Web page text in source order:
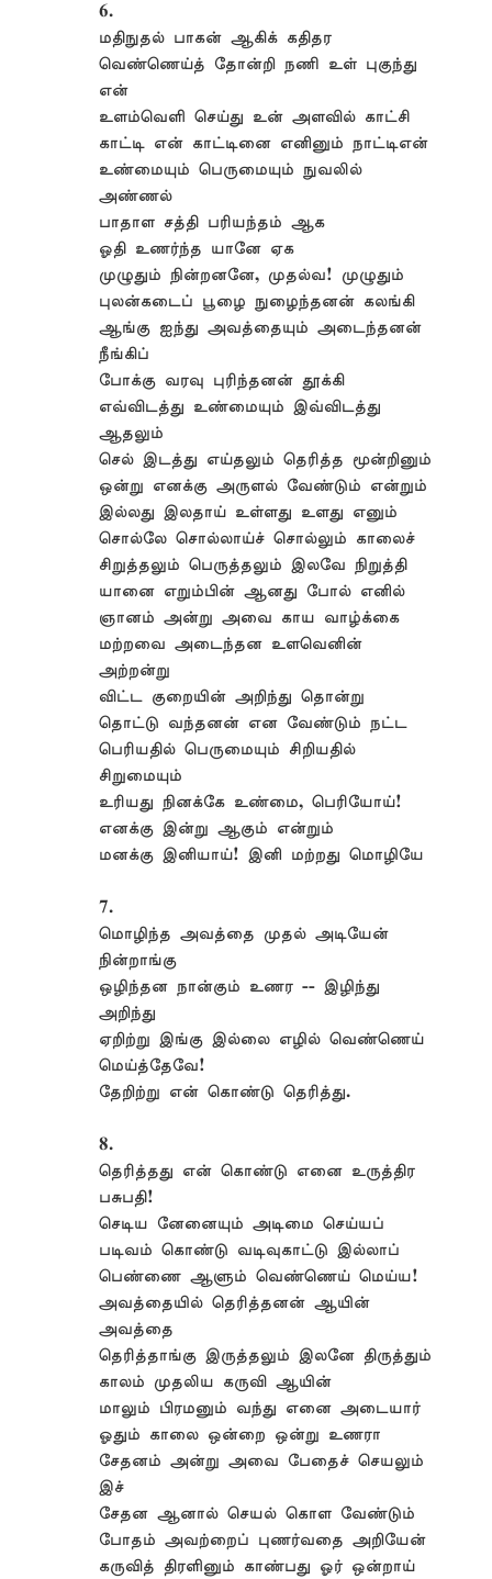
6.
மதிநுதல் பாகன் ஆகிக் கதிதர
வெண்ணெய்த் தோன்றி நணி உள் புகுந்து
என்
உளம்வெளி செய்து உன் அளவில் காட்சி
காட்டி என் காட்டினை எனினும் நாட்டிஎன்
உண்மையும் பெருமையும் நுவலில்
அண்ணல்
பாதாள சத்தி பரியந்தம் ஆக
ஓதி உணர்ந்த யானே ஏக
முழுதும் நின்றனனே, முதல்வ! முழுதும்
புலன்கடைப் பூழை நுழைந்தனன் கலங்கி
ஆங்கு ஐந்து அவத்தையும் அடைந்தனன்
நீங்கிப்
போக்கு வரவு புரிந்தனன் தூக்கி
எவ்விடத்து உண்மையும் இவ்விடத்து
ஆதலும்
செல் இடத்து எய்தலும் தெரித்த மூன்றினும்
ஒன்று எனக்கு அருளல் வேண்டும் என்றும்
இல்லது இலதாய் உள்ளது உளது எனும்
சொல்லே சொல்லாய்ச் சொல்லும் காலைச்
சிறுத்தலும் பெருத்தலும் இலவே நிறுத்தி
யானை எறும்பின் ஆனது போல் எனில்
ஞானம் அன்று அவை காய வாழ்க்கை
மற்றவை அடைந்தன உளவெனின்
அற்றன்று
விட்ட குறையின் அறிந்து தொன்று
தொட்டு வந்தனன் என வேண்டும் நட்ட
பெரியதில் பெருமையும் சிறியதில்
சிறுமையும்
உரியது நினக்கே உண்மை, பெரியோய்!
எனக்கு இன்று ஆகும் என்றும்
மனக்கு இனியாய்! இனி மற்றது மொழியே
7.
மொழிந்த அவத்தை முதல் அடியேன்
நின்றாங்கு
ஒழிந்தன நான்கும் உணர -- இழிந்து
அறிந்து
ஏறிற்று இங்கு இல்லை எழில் வெண்ணெய்
மெய்த்தேவே!
தேறிற்று என் கொண்டு தெரித்து.
8.
தெரித்தது என் கொண்டு எனை உருத்திர
பசுபதி!
செடிய னேனையும் அடிமை செய்யப்
படிவம் கொண்டு வடிவுகாட்டு இல்லாப்
பெண்ணை ஆளும் வெண்ணெய் மெய்ய!
அவத்தையில் தெரித்தனன் ஆயின்
அவத்தை
தெரித்தாங்கு இருத்தலும் இலனே திருத்தும்
காலம் முதலிய கருவி ஆயின்
மாலும் பிரமனும் வந்து எனை அடையார்
ஓதும் காலை ஒன்றை ஒன்று உணரா
சேதனம் அன்று அவை பேதைச் செயலும்
இச்
சேதன ஆனால் செயல் கொள வேண்டும்
போதம் அவற்றைப் புணர்வதை அறியேன்
கருவித் திரளினும் காண்பது ஓர் ஒன்றாய்